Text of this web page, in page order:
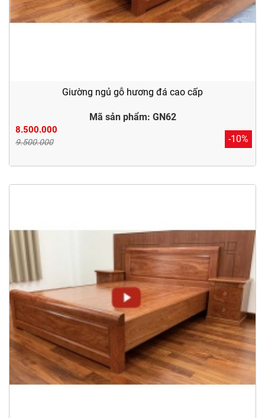
Giường ngủ gỗ hương đá cao cấp
Mã sản phẩm: GN62
8.500.000
9.500.000 -10%